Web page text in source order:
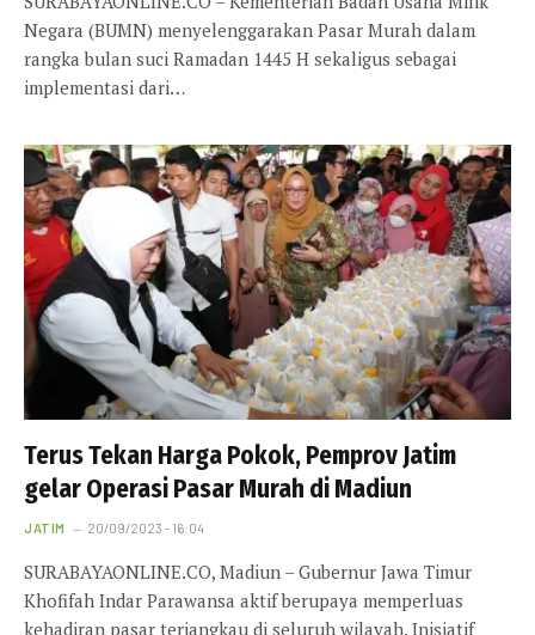
Negara (BUMN) menyelenggarakan Pasar Murah dalam
rangka bulan suci Ramadan 1445 H sekaligus sebagai
implementasi dari…
Terus Tekan Harga Pokok, Pemprov Jatim
gelar Operasi Pasar Murah di Madiun
JATIM 20/09/2023 - 16:04
SURABAYAONLINE.CO, Madiun – Gubernur Jawa Timur
Khofifah Indar Parawansa aktif berupaya memperluas
kehadiran pasar terjangkau di seluruh wilayah. Inisiatif